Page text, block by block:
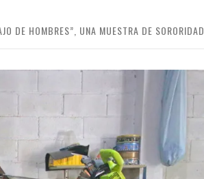
DE HOMBRES”, UNA MUESTRA DE SORORIDAD